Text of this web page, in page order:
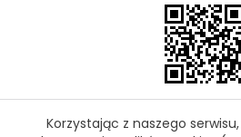
Korzystając z naszego